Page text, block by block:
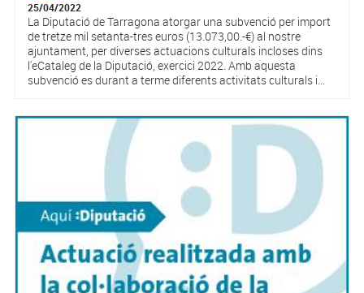
25/04/2022
La Diputació de Tarragona atorgar una subvenció per import
de tretze mil setanta-tres euros (13.073,00.-€) al nostre
ajuntament, per diverses actuacions culturals incloses dins
l'eCataleg de la Diputació, exercici 2022. Amb aquesta
subvenció es durant a terme diferents activitats culturals i...